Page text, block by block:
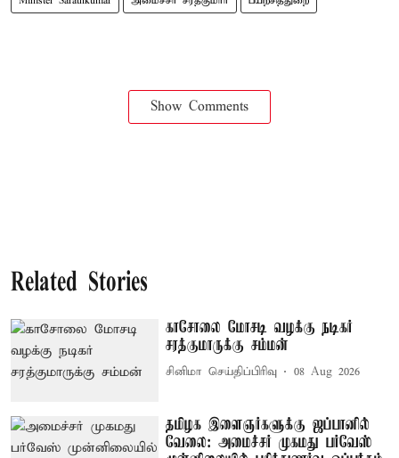
Show Comments
Related Stories
காசோலை மோசடி வழக்கு நடிகர்
சரத்குமாருக்கு சம்மன்
சினிமா செய்திப்பிரிவு 08 Aug 2026
தமிழக இளைஞர்களுக்கு ஜப்பானில்
வேலை: அமைச்சர் முகமது பர்வேஸ்